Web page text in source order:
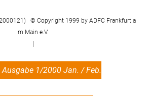
© Copyright 1999 by ADFC Frankfurt a
m Main e.V.
1/2000 Jan. / Feb.